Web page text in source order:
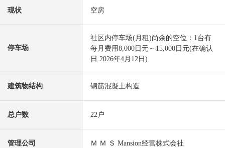
现状 空房
停车场
社区内停车场(月租)尚余的空位：1台有
每月费用8,000日元～15,000日元(在确认
日:2026年4月12日)
建筑物结构 钢筋混凝土构造
总户数 22户
管理公司 Ｍ Ｍ Ｓ Mansion经营株式会社